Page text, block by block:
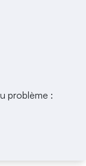
problème :